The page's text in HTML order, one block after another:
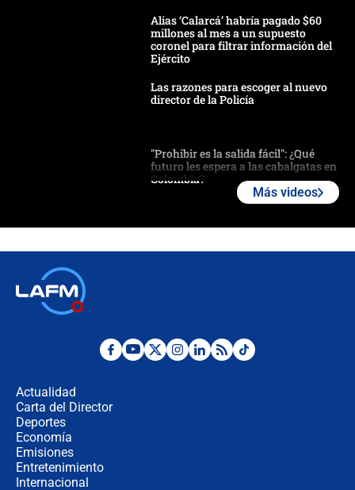
Alias ‘Calarcá’ habría pagado $60
millones al mes a un supuesto
coronel para filtrar información del
Ejército
Las razones para escoger al nuevo
director de la Policía
"Prohibir es la salida fácil": ¿Qué
futuro les espera a las cabalgatas en
Colombia?
Tras su posesión, presidente De la
Más videos
Actualidad
Carta del Director
Deportes
Economía
Emisiones
Entretenimiento
Internacional